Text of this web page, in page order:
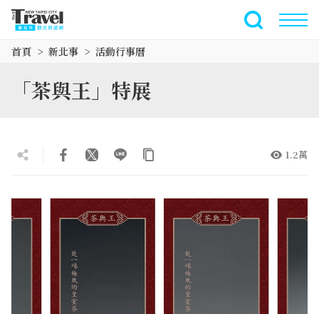
全文檢索
首頁 新北事 活動行事曆
「茶與王」特展
1.2萬